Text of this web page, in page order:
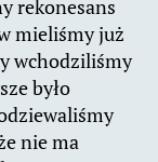
rekonesans
mieliśmy już
wchodziliśmy
było
nie ma